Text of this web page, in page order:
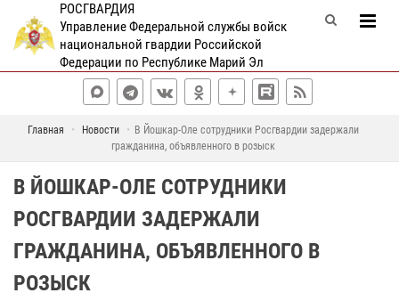
РОСГВАРДИЯ
Управление Федеральной службы войск
национальной гвардии Российской
Федерации по Республике Марий Эл
Главная Новости
В Йошкар-Оле сотрудники Росгвардии задержали
гражданина, объявленного в розыск
В ЙОШКАР-ОЛЕ СОТРУДНИКИ
РОСГВАРДИИ ЗАДЕРЖАЛИ
ГРАЖДАНИНА, ОБЪЯВЛЕННОГО В
РОЗЫСК